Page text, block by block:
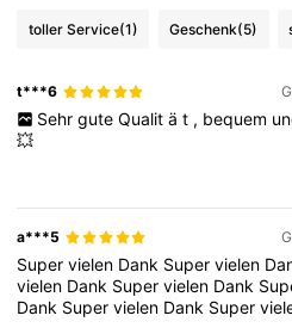
toller Service(1) Geschenk(5)
t***6
Sehr gute Qualit ä t , bequem
💥
a***5
Supervielen Dank Supervielen
vielen Dank Supervielen Dank
Dank Supervielen Dank Super